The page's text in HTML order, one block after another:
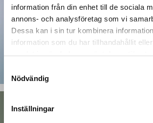
information från din enhet till de sociala
annons- och analysföretag som vi
Dessa kan i sin tur kombinera
information som du har tillhandahållit
samlat in när du har använt deras
Nödvändig
Inställningar
AESTHETIC
TILL KOLLEKTIONEN
Hi there!
CHOOSE YOUR LOCATION
select a country below.